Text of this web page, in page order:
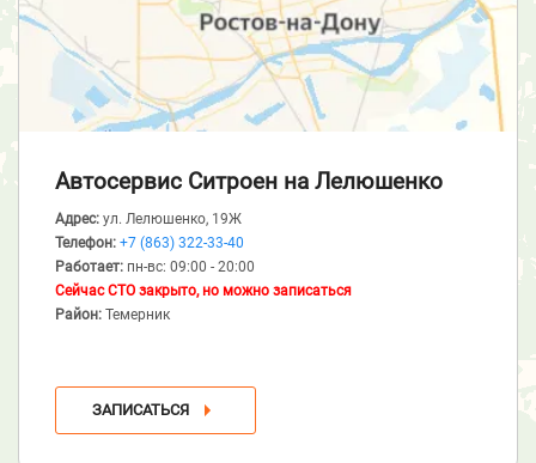
Автосервис Ситроен на Лелюшенко
Адрес: ул. Лелюшенко, 19Ж
Телефон: +7 (863) 322-33-40
Работает: пн-вс: 09:00 - 20:00
Сейчас СТО закрыто, но можно записаться
Район: Темерник
ЗАПИСАТЬСЯ